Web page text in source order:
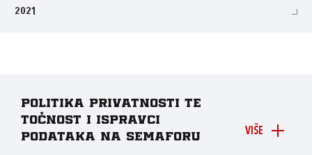
2021
VIŠE
Politika privatnosti te
točnost i ispravci
podataka na Semaforu